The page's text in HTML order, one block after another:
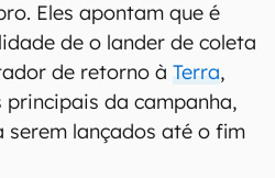
Eles apontam que é
de o lander de coleta
de retorno à Terra,
principais da campanha,
lançados até o fim